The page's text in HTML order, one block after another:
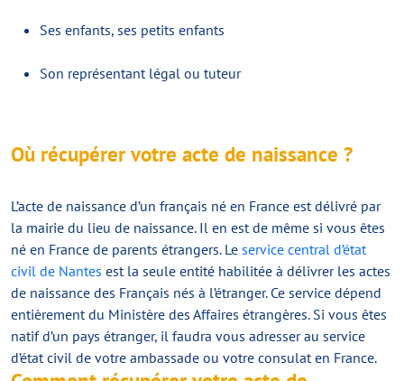
Ses enfants, ses petits enfants
Son représentant légal ou tuteur
Où récupérer votre acte de naissance ?
L’acte de naissance d’un français né en France est délivré par
la mairie du lieu de naissance. Il en est de même si vous êtes
né en France de parents étrangers. Le service central d’état
civil de Nantes est la seule entité habilitée à délivrer les actes
de naissance des Français nés à l’étranger. Ce service dépend
entièrement du Ministère des Affaires étrangères. Si vous êtes
natif d’un pays étranger, il faudra vous adresser au service
d’état civil de votre ambassade ou votre consulat en France.